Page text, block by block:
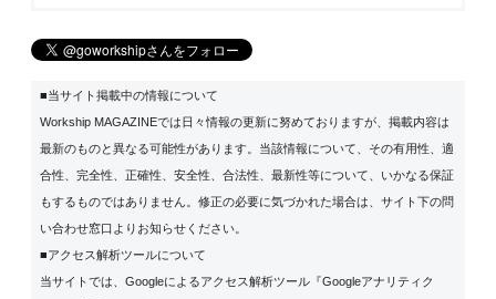
■当サイト掲載中の情報について
Workship MAGAZINEでは日々情報の更新に努めておりますが、掲載内容は
最新のものと異なる可能性があります。当該情報について、その有用性、適
合性、完全性、正確性、安全性、合法性、最新性等について、いかなる保証
もするものではありません。修正の必要に気づかれた場合は、サイト下の問
い合わせ窓口よりお知らせください。
■アクセス解析ツールについて
当サイトでは、Googleによるアクセス解析ツール『Googleアナリティク